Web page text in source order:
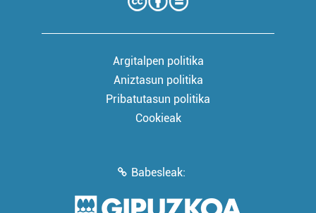
Argitalpen politika
Aniztasun politika
Pribatutasun politika
Cookieak
Babesleak: